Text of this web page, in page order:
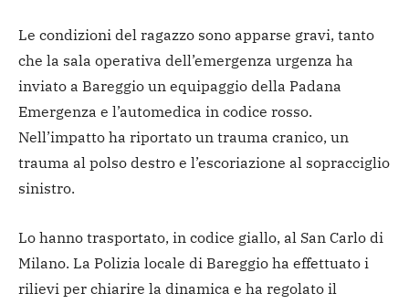
Le condizioni del ragazzo sono apparse gravi, tanto
che la sala operativa dell’emergenza urgenza ha
inviato a Bareggio un equipaggio della Padana
Emergenza e l’automedica in codice rosso.
Nell’impatto ha riportato un trauma cranico, un
trauma al polso destro e l’escoriazione al sopracciglio
sinistro.
Lo hanno trasportato, in codice giallo, al San Carlo di
Milano. La Polizia locale di Bareggio ha effettuato i
rilievi per chiarire la dinamica e ha regolato il